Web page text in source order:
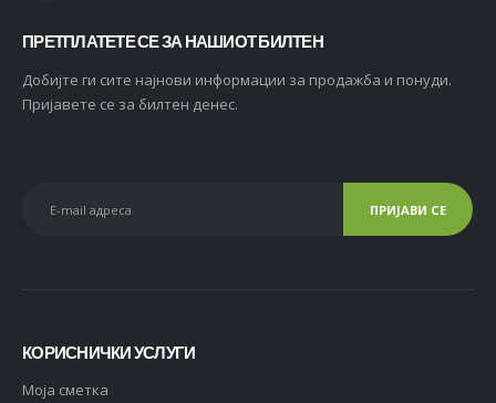
ПРЕТПЛАТЕТЕ СЕ ЗА НАШИОТ БИЛТЕН
Добијте ги сите најнови информации за продажба и понуди.
Пријавете се за билтен денес.
КОРИСНИЧКИ УСЛУГИ
Moja сметка